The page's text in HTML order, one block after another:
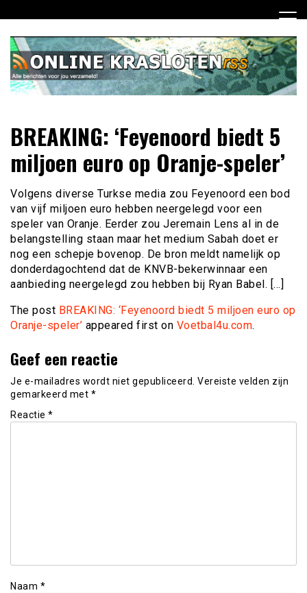
naar
inhoud
Online Krasloten RSS
jou verzameld
BREAKING: ‘Feyenoord biedt 5
miljoen euro op Oranje-speler’
Volgens diverse Turkse media zou Feyenoord een bod
van vijf miljoen euro hebben neergelegd voor een
speler van Oranje. Eerder zou Jeremain Lens al in de
belangstelling staan maar het medium Sabah doet er
nog een schepje bovenop. De bron meldt namelijk op
donderdagochtend dat de KNVB-bekerwinnaar een
aanbieding neergelegd zou hebben bij Ryan Babel. […]
The post BREAKING: ‘Feyenoord biedt 5 miljoen euro op
Oranje-speler’ appeared first on Voetbal4u.com.
Geef een reactie
Je e-mailadres wordt niet gepubliceerd. Vereiste velden zijn
gemarkeerd met *
Reactie *
Naam *